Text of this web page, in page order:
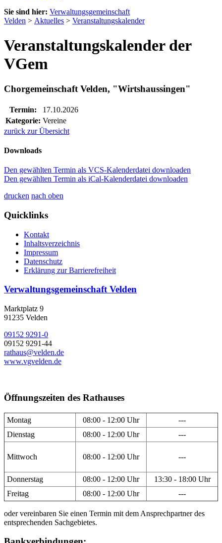
Sie sind hier: Verwaltungsgemeinschaft
Velden > Aktuelles > Veranstaltungskalender
Veranstaltungskalender der
VGem
Chorgemeinschaft Velden, "Wirtshaussingen"
Termin:
17.10.2026
Kategorie: Vereine
zurück zur Übersicht
Downloads
Den gewählten Termin als VCS-Kalenderdatei downloaden
Den gewählten Termin als iCal-Kalenderdatei downloaden
drucken nach oben
Quicklinks
Kontakt
Inhaltsverzeichnis
Impressum
Datenschutz
Erklärung zur Barrierefreiheit
Verwaltungsgemeinschaft Velden
Marktplatz 9
91235 Velden
09152 9291-0
09152 9291-44
rathaus@velden.de
www.vgvelden.de
Öffnungszeiten des Rathauses
Montag 08:00 - 12:00 Uhr
---
Dienstag
08:00 - 12:00 Uhr ---
Mittwoch 08:00 - 12:00 Uhr ---
Donnerstag 08:00 - 12:00 Uhr
13:30 - 18:00 Uhr
Freitag
08:00 - 12:00 Uhr ---
oder vereinbaren Sie einen Termin mit dem Ansprechpartner des
entsprechenden Sachgebietes.